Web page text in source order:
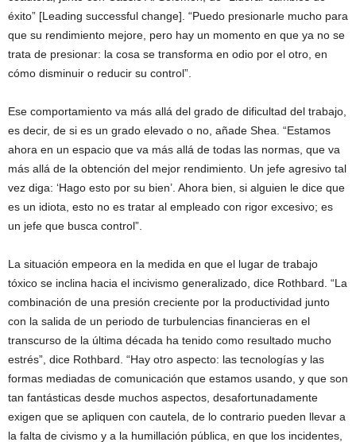
éxito” [Leading successful change]. “Puedo presionarle mucho para
que su rendimiento mejore, pero hay un momento en que ya no se
trata de presionar: la cosa se transforma en odio por el otro, en
cómo disminuir o reducir su control”.
Ese comportamiento va más allá del grado de dificultad del trabajo,
es decir, de si es un grado elevado o no, añade Shea. “Estamos
ahora en un espacio que va más allá de todas las normas, que va
más allá de la obtención del mejor rendimiento. Un jefe agresivo tal
vez diga: ‘Hago esto por su bien’. Ahora bien, si alguien le dice que
es un idiota, esto no es tratar al empleado con rigor excesivo; es
un jefe que busca control”.
La situación empeora en la medida en que el lugar de trabajo
tóxico se inclina hacia el incivismo generalizado, dice Rothbard. “La
combinación de una presión creciente por la productividad junto
con la salida de un periodo de turbulencias financieras en el
transcurso de la última década ha tenido como resultado mucho
estrés”, dice Rothbard. “Hay otro aspecto: las tecnologías y las
formas mediadas de comunicación que estamos usando, y que son
tan fantásticas desde muchos aspectos, desafortunadamente
exigen que se apliquen con cautela, de lo contrario pueden llevar a
la falta de civismo y a la humillación pública, en que los incidentes,